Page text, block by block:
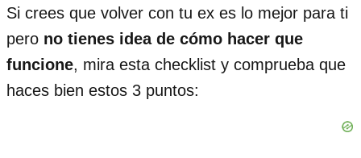
Si crees que volver con tu ex es lo mejor para ti
pero no tienes idea de cómo hacer que
funcione, mira esta checklist y comprueba que
haces bien estos 3 puntos: